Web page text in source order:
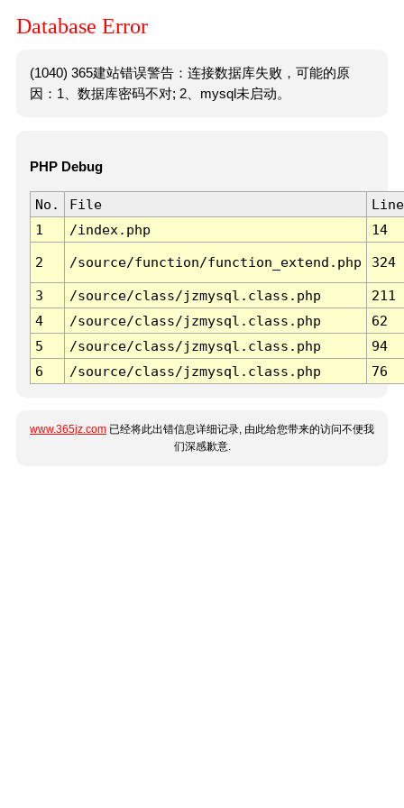
Database Error
(1040) 365建站错误警告：连接数据库失败，可能的原
因：1、数据库密码不对; 2、mysql未启动。
PHP Debug
No. File
Line
1
/index.php 14
2 /source/function/function_extend.php 324
3 /source/class/jzmysql.class.php
211
4
/source/class/jzmysql.class.php
62
5
/source/class/jzmysql.class.php
94
6
/source/class/jzmysql.class.php 76
www.365jz.com 已经将此出错信息详细记录, 由此给您带来的访问不便我
们深感歉意.